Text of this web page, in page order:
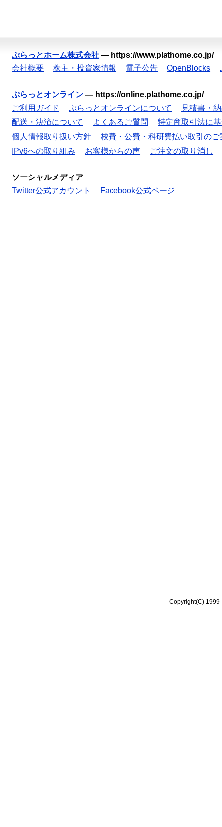
ぷらっとホーム株式会社 — https://www.plathome.co.jp/
会社概要
株主・投資家情報 電子公告 OpenBlocks
ぷらっとオンライン — https://online.plathome.co.jp/
ご利用ガイド
ぷらっとオンラインについて
見積書・
配送・決済について
よくあるご質問
特定商取引法に
個人情報取り扱い方針
校費・公費・科研費払い取引のご
IPv6への取り組み
お客様からの声 ご注文の取り消し
ソーシャルメディア
Twitter公式アカウント
Facebook公式ページ
Copyright(C)